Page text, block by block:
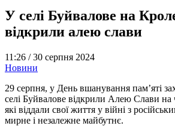
У селі Буйвалове на
відкрили алею слави
11:26 /30 серпня 2024
Новини
29 серпня, у День вшанування пам’яті
селі Буйвалове відкрили Алею Слави на
які віддали свої життя у війні з
мирне і незалежне майбутнє.